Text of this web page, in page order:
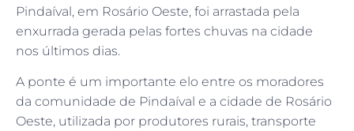
Pindaíval, em Rosário Oeste, foi arrastada pela
enxurrada gerada pelas fortes chuvas na cidade
nos últimos dias.
A ponte é um importante elo entre os moradores
da comunidade de Pindaíval e a cidade de Rosário
Oeste, utilizada por produtores rurais, transporte